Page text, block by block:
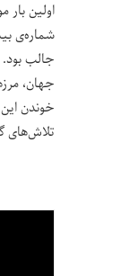
اولین
شماره‌ی
جالب بود.
خوندن
تلاش‌های